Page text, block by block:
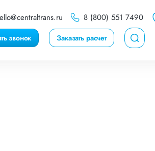
8 (800) 551 7490
звонок Заказать расчет